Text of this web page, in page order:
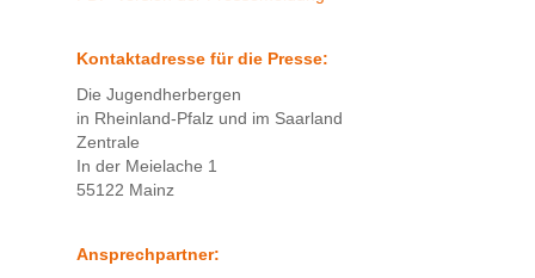
Kontaktadresse für die Presse:
Die Jugendherbergen
in Rheinland-Pfalz und im Saarland
Zentrale
In der Meielache 1
55122 Mainz
Ansprechpartner: